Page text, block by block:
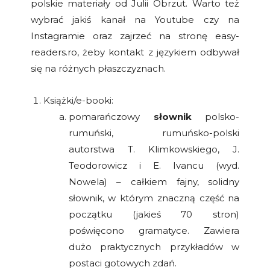
polskie materiały od Julii Obrzut. Warto też
wybrać jakiś kanał na Youtube czy na
Instagramie oraz zajrzeć na stronę easy-
readers.ro, żeby kontakt z językiem odbywał
się na różnych płaszczyznach.
Książki/e-booki:
pomarańczowy słownikpolsko-
rumuński, rumuńsko-polski
autorstwa T. Klimkowskiego, J.
Teodorowicz i E. Ivancu (wyd.
Nowela) – całkiem fajny, solidny
słownik, w którym znaczną część na
początku (jakieś 70 stron)
poświęcono gramatyce. Zawiera
dużo praktycznych przykładów w
postaci gotowych zdań.